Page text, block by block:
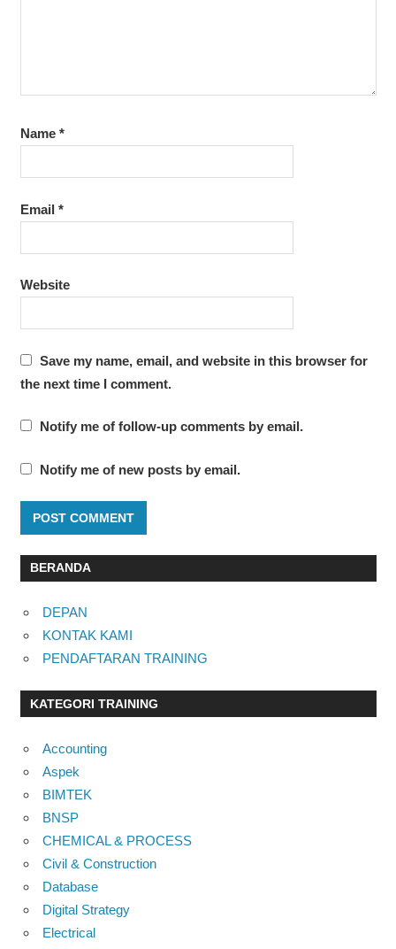
Name *
Email *
Website
Save my name, email, and website in this browser for
the next time I comment.
Notify me of follow-up comments by email.
Notify me of new posts by email.
BERANDA
DEPAN
KONTAK KAMI
PENDAFTARAN TRAINING
KATEGORI TRAINING
Accounting
Aspek
BIMTEK
BNSP
CHEMICAL & PROCESS
Civil & Construction
Database
Digital Strategy
Electrical